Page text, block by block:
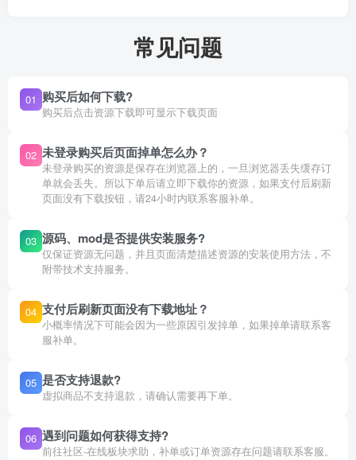
常见问题
01 购买后如何下载?
购买后点击资源下载即可显示下载页面
02 未登录购买后页面掉单怎么办？
未登录购买的资源是保存在浏览器上的，一旦浏览器丢失缓存订
单就会丢失。所以下单后请立即下载你的资源，如果支付后刷新
页面没有下载按钮，请24小时内联系客服补单。
03 源码、mod是否提供安装服务?
仅保证资源无问题，并且页面清楚描述资源的安装使用方法，不
附带技术支持服务。
04 支付后刷新页面没有下载地址？
小概率情况下可能会因为一些原因引发掉单，如果掉单请联系客
服补单。
05 是否支持退款?
虚拟商品不支持退款，请确认需要再下单。
06 遇到问题如何获得支持?
前往社区-在线板块求助，补单或订单资源存在问题请联系客服。